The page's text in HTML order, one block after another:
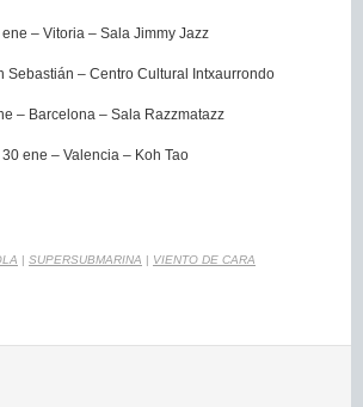
– Vitoria – Sala Jimmy Jazz
Sebastián – Centro Cultural Intxaurrondo
– Barcelona – Sala Razzmatazz
30 ene – Valencia – Koh Tao
| SUPERSUBMARINA | VIENTO DE CARA